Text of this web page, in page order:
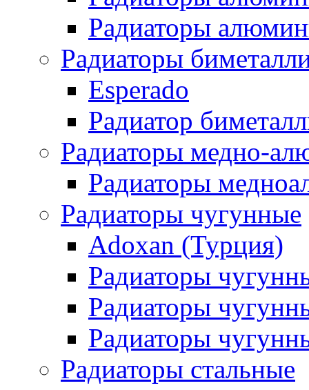
Радиаторы
Радиаторы
Esperado
Радиатор
Радиаторы медно-
Радиаторы
Радиаторы чугунные
Adoxan (Турция)
Радиаторы
Радиаторы
Радиаторы
Радиаторы стальные